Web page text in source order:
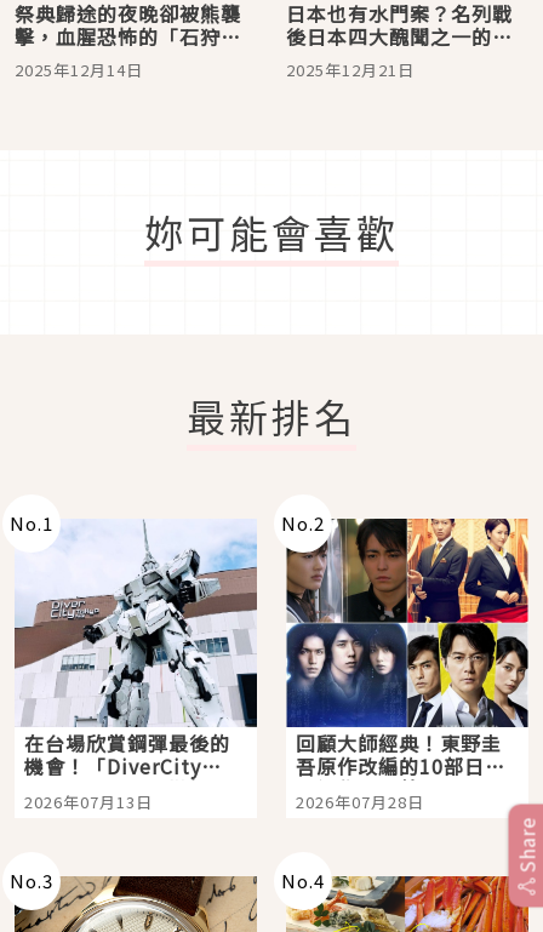
祭典歸途的夜晚卻被熊襲
擊，血腥恐怖的「石狩沼
田幌新事件」
2025年12月14日
日本也有水門案？名列戰
後日本四大醜聞之一的
「洛克希德事件」
2025年12月21日
妳可能會喜歡
最新排名
No.1
在台場欣賞鋼彈最後的
機會！「DiverCity
Tokyo Plaza」搭船、
購物、美食及夜景，一
2026年07月13日
No.2
回顧大師經典！東野圭
吾原作改編的10部日本
影視作品推薦
2026年07月28日
No.3 No.4
Share